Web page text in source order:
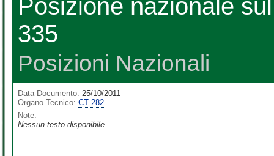
Posizione nazionale
335
Posizioni Nazionali
Data Documento: 25/10/2011
Organo Tecnico: CT 282
Note:
Nessun testo disponibile